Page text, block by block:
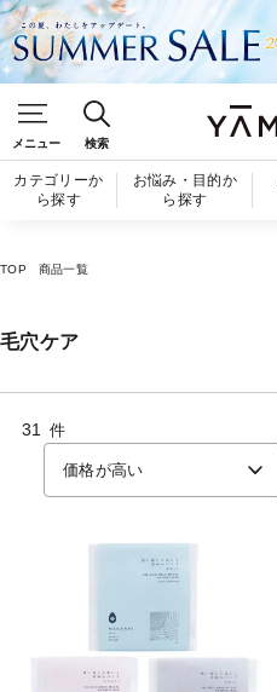
メニュー 検索
カテゴリーか
ら探す
お悩み・目的か
ら探す
TOP 商品一覧
毛穴ケア
31 件
価格が高い